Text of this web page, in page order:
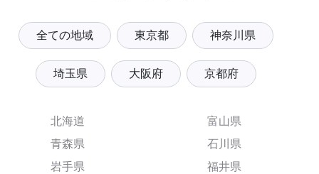
全ての地域 東京都 神奈川県
埼玉県 大阪府 京都府
北海道
青森県
岩手県
富山県
石川県
福井県